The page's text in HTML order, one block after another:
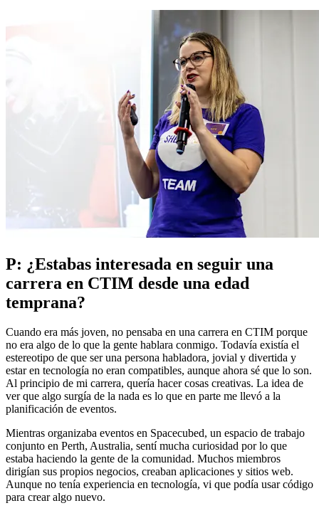
P: ¿Estabas interesada en seguir una
carrera en CTIM desde una edad
temprana?
Cuando era más joven, no pensaba en una carrera en CTIM porque
no era algo de lo que la gente hablara conmigo. Todavía existía el
estereotipo de que ser una persona habladora, jovial y divertida y
estar en tecnología no eran compatibles, aunque ahora sé que lo son.
Al principio de mi carrera, quería hacer cosas creativas. La idea de
ver que algo surgía de la nada es lo que en parte me llevó a la
planificación de eventos.
Mientras organizaba eventos en Spacecubed, un espacio de trabajo
conjunto en Perth, Australia, sentí mucha curiosidad por lo que
estaba haciendo la gente de la comunidad. Muchos miembros
dirigían sus propios negocios, creaban aplicaciones y sitios web.
Aunque no tenía experiencia en tecnología, vi que podía usar código
para crear algo nuevo.